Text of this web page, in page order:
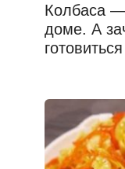
Колбаса —
доме. А